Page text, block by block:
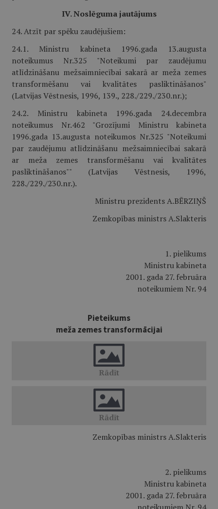
IV. Noslēguma jautājums
24. Atzīt par spēku zaudējušiem:
24.1. Ministru kabineta 1996.gada 13.augusta
noteikumus Nr.325 "Noteikumi par zaudējumu
atlīdzināšanu mežsaimniecībai sakarā ar meža zemes
transformēšanu vai kvalitātes pasliktināšanos"
(Latvijas Vēstnesis, 1996, 139., 228./229./230.nr.);
24.2. Ministru kabineta 1996.gada 24.decembra
noteikumus Nr.462 "Grozījumi Ministru kabineta
1996.gada 13.augusta noteikumos Nr.325 "Noteikumi
par zaudējumu atlīdzināšanu mežsaimniecībai sakarā
ar meža zemes transformēšanu vai kvalitātes
pasliktināšanos"" (Latvijas Vēstnesis, 1996,
228./229./230.nr.).
Ministru prezidents A.BĒRZIŅŠ
Zemkopības ministrs A.Slakteris
1. pielikums
Ministru kabineta
2001. gada 27. februāra
noteikumiem Nr. 94
Pieteikums
meža zemes transformācijai
Zemkopības ministrs A.Slakteris
2. pielikums
Ministru kabineta
2001. gada 27. februāra